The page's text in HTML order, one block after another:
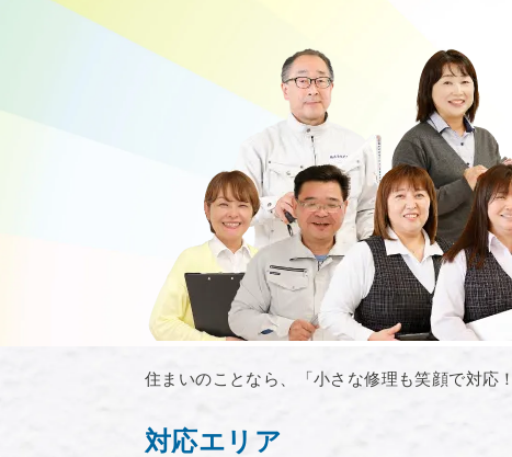
住まいのことなら、「小さな修理も笑顔で対応
対応エリア